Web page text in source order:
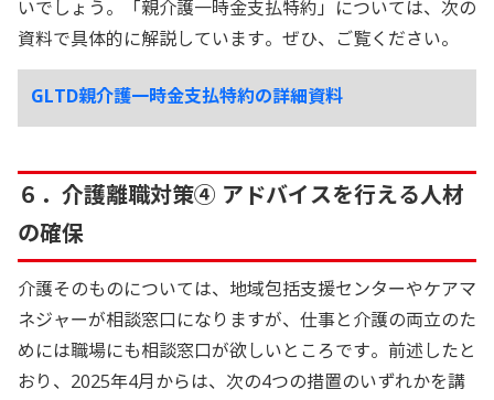
いでしょう。「親介護一時金支払特約」については、次の
資料で具体的に解説しています。ぜひ、ご覧ください。
GLTD親介護一時金支払特約の詳細資料
６．介護離職対策④ アドバイスを行える人材
の確保
介護そのものについては、地域包括支援センターやケアマ
ネジャーが相談窓口になりますが、仕事と介護の両立のた
めには職場にも相談窓口が欲しいところです。前述したと
おり、2025年4月からは、次の4つの措置のいずれかを講